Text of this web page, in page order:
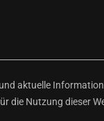
aktuelle
die Nutzung dieser